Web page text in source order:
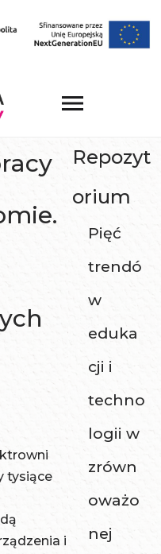
tysiące
i
Repozyt
orium
Pięć
trendó
w
eduka
cji i
techno
logii w
zrówn
oważo
nej